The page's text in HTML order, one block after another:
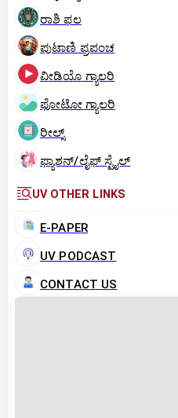
ರಾಶಿ ಫಲ
ಪುಟಾಣಿ ಪ್ರಪಂಚ
ವೀಡಿಯೊ ಗ್ಯಾಲರಿ
ಫೋಟೋ ಗ್ಯಾಲರಿ
ರೀಲ್ಸ್
ಫ್ಯಾಶನ್/ಲೈಫ್‌ ಸ್ಟೈಲ್
UV OTHER LINKS
E-PAPER
UV PODCAST
CONTACT US